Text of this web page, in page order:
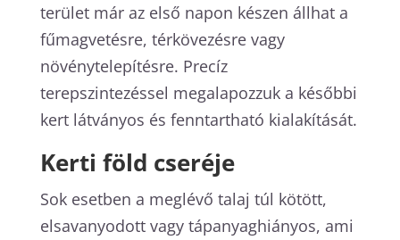
terület már az első napon készen állhat a
fűmagvetésre, térkövezésre vagy
növénytelepítésre. Precíz
terepszintezéssel megalapozzuk a későbbi
kert látványos és fenntartható kialakítását.
Kerti föld cseréje
Sok esetben a meglévő talaj túl kötött,
elsavanyodott vagy tápanyaghiányos, ami